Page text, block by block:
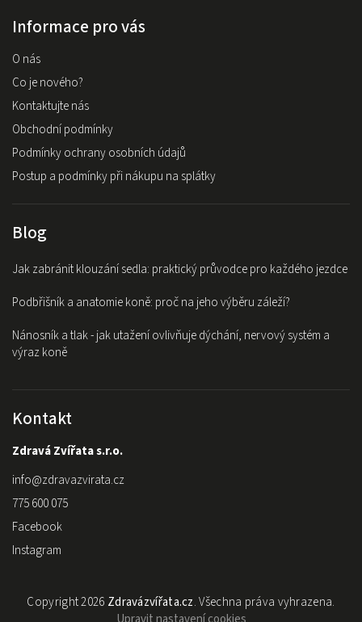
Informace pro vás
O nás
Co je nového?
Kontaktujte nás
Obchodní podmínky
Podmínky ochrany osobních údajů
Postup a podmínky při nákupu na splátky
Blog
Jak zabránit klouzání sedla: praktický průvodce pro každého jezdce
Podbřišník a anatomie koně: proč na jeho výběru záleží?
Nánosník a tlak - jak utažení ovlivňuje dýchání, nervový systém a
výraz koně
Kontakt
Zdravá Zvířata s.r.o.
info@zdravazvirata.cz
775 600 075
Facebook
Instagram
Copyright 2026 Zdravázvířata.cz. Všechna práva vyhrazena.